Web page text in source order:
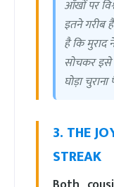
आँखों पर
इतने गरीब
है कि मुराद
सोचकर इसे
घोड़ा
3. THE
STREAK